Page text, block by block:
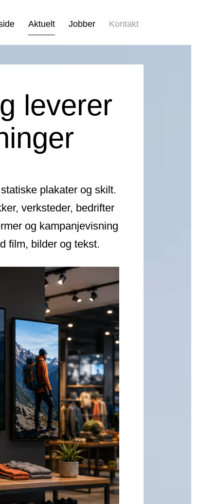
Aktuelt Jobber Kontakt
leverer
plakater og skilt.
verksteder, bedrifter
og kampanjevisning
film, bilder og tekst.